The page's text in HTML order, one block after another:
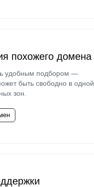
похожего домена
удобным подбором —
быть свободно в одной
зон.